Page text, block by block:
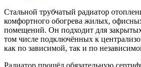
S34
Стальной трубчатый радиатор
комфортного обогрева жилых,
помещений. Он подходит для
том числе подключённых к
как по зависимой, так и по